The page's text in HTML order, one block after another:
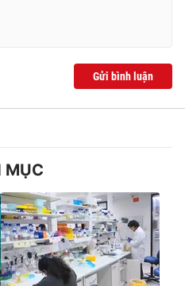
nếu không có sự chấp
VTV.vn khi phát hành lại
Gửi bình luận
MỤC